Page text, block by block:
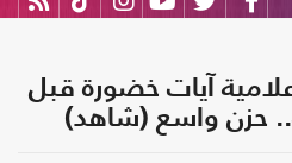
آيات خضورة قبل
حزن واسع (شاهد)